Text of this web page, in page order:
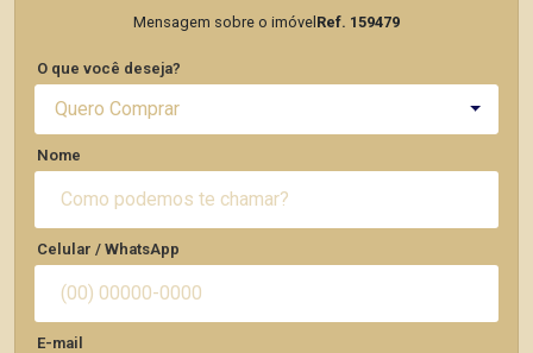
Mensagem sobre o imóvel Ref. 159479
O que você deseja?
Quero Comprar
Nome
Celular / WhatsApp
E-mail